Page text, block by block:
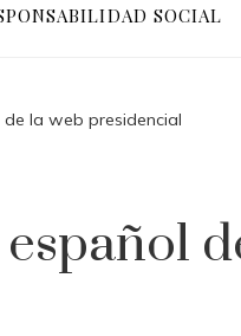
SOCIAL
la web presidencial